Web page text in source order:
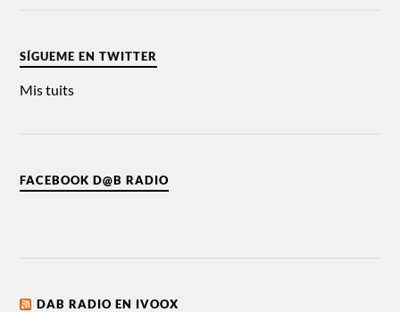
SÍGUEME EN TWITTER
Mis tuits
FACEBOOK D@B RADIO
DAB RADIO EN IVOOX